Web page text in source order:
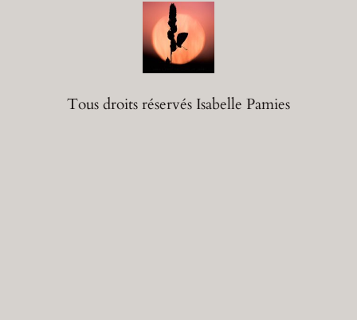
Tous droits réservés Isabelle Pamies